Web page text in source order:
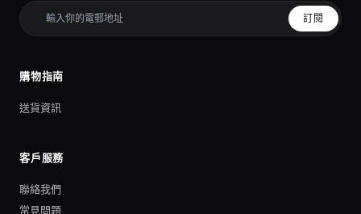
訂閱
購物指南
送貨資訊
客戶服務
聯絡我們
常見問題